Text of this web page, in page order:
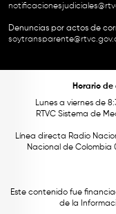
Denuncias por actos de
Horario
Lunes a viernes de
RTVC Sistema de
Línea directa Radio
Nacional de Colombia
Este contenido fue
de la